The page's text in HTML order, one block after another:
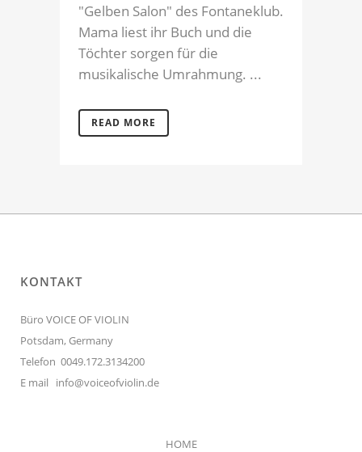
"Gelben Salon" des Fontaneklub.
Mama liest ihr Buch und die
Töchter sorgen für die
musikalische Umrahmung. ...
READ MORE
KONTAKT
Büro VOICE OF VIOLIN
Potsdam, Germany
Telefon 0049.172.3134200
E mail info@voiceofviolin.de
HOME